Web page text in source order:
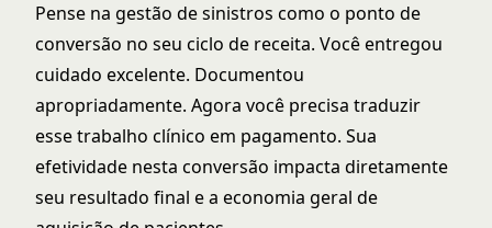
Pense na gestão de sinistros como o ponto de
conversão no seu ciclo de receita. Você entregou
cuidado excelente. Documentou
apropriadamente. Agora você precisa traduzir
esse trabalho clínico em pagamento. Sua
efetividade nesta conversão impacta diretamente
seu resultado final e a economia geral de